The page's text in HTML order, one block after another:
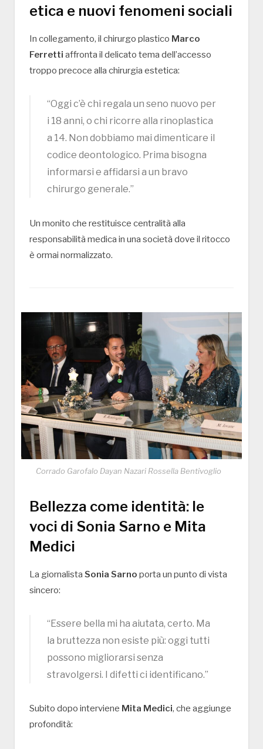
etica e nuovi fenomeni sociali
In collegamento, il chirurgo plastico Marco
Ferretti affronta il delicato tema dell’accesso
troppo precoce alla chirurgia estetica:
“Oggi c’è chi regala un seno nuovo per
i 18 anni, o chi ricorre alla rinoplastica
a 14. Non dobbiamo mai dimenticare il
codice deontologico. Prima bisogna
informarsi e affidarsi a un bravo
chirurgo generale.”
Un monito che restituisce centralità alla
responsabilità medica in una società dove il ritocco
è ormai normalizzato.
Corrado Garofalo Dayan Nazari Rossella Bentivoglio
Bellezza come identità: le
voci di Sonia Sarno e Mita
Medici
La giornalista Sonia Sarno porta un punto di vista
sincero:
“Essere bella mi ha aiutata, certo. Ma
la bruttezza non esiste più: oggi tutti
possono migliorarsi senza
stravolgersi. I difetti ci identificano.”
Subito dopo interviene Mita Medici, che aggiunge
profondità: